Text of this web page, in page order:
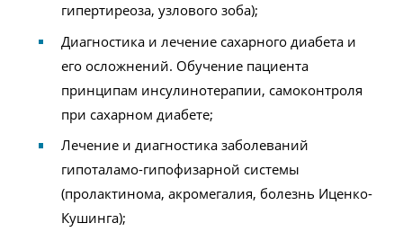
гипертиреоза, узлового зоба);
Диагностика и лечение сахарного диабета и
его осложнений. Обучение пациента
принципам инсулинотерапии, самоконтроля
при сахарном диабете;
Лечение и диагностика заболеваний
гипоталамо-гипофизарной системы
(пролактинома, акромегалия, болезнь Иценко-
Кушинга);